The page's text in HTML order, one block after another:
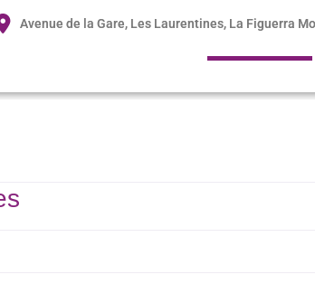
Avenue de la Gare, Les Laurentines, La Figuerra